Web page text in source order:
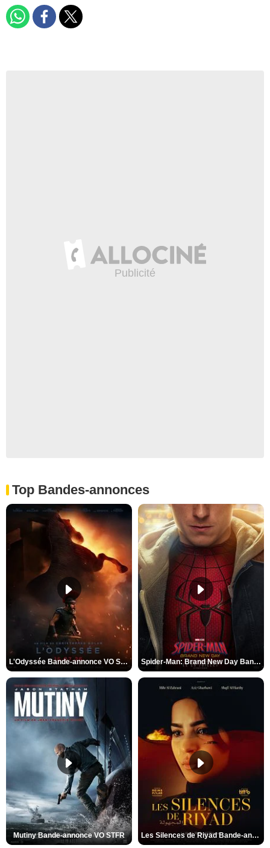
Top Bandes-annonces
L'Odyssée Bande-annonce VO STFR Spider-Man: Brand New Day Bande-annonce VO STFR
Mutiny Bande-annonce VO STFR Les Silences de Riyad Bande-annonce VO STFR